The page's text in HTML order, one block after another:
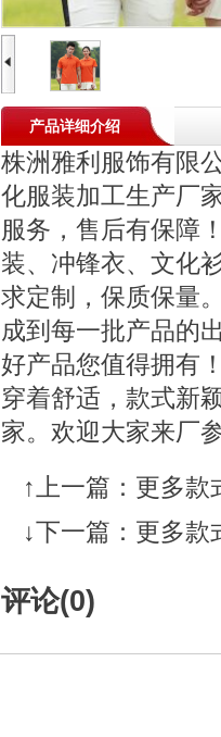
产品详细介绍
株洲雅利服饰有限
化服装加工生产厂
服务，售后有保障
装、冲锋衣、文化
求定制，保质保量
成到每一批产品的
好产品您值得拥有
穿着舒适，款式新
家。欢迎大家来厂
↑上一篇： 更多款
↓下一篇： 更多款
评论(0)